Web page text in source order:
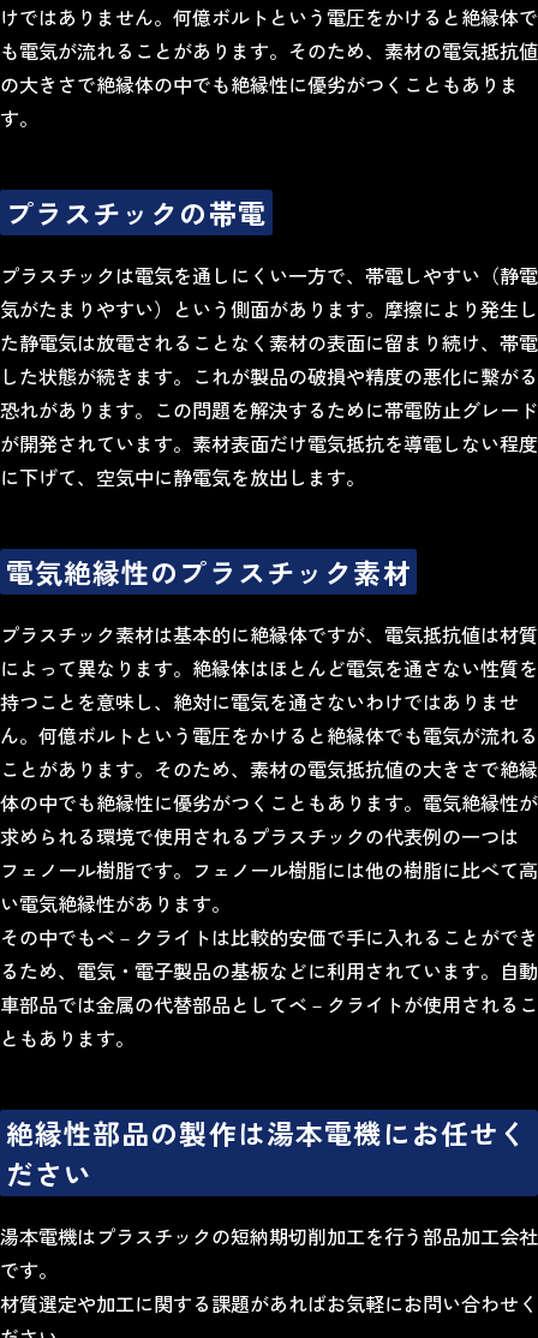
けではありません。何億ボルトという電圧をかけると絶縁体で
も電気が流れることがあります。そのため、素材の電気抵抗値
の大きさで絶縁体の中でも絶縁性に優劣がつくこともありま
す。
プラスチックの帯電
プラスチックは電気を通しにくい一方で、帯電しやすい（静電
気がたまりやすい）という側面があります。摩擦により発生し
た静電気は放電されることなく素材の表面に留まり続け、帯電
した状態が続きます。これが製品の破損や精度の悪化に繋がる
恐れがあります。この問題を解決するために帯電防止グレード
が開発されています。素材表面だけ電気抵抗を導電しない程度
に下げて、空気中に静電気を放出します。
電気絶縁性のプラスチック素材
プラスチック素材は基本的に絶縁体ですが、電気抵抗値は材質
によって異なります。絶縁体はほとんど電気を通さない性質を
持つことを意味し、絶対に電気を通さないわけではありませ
ん。何億ボルトという電圧をかけると絶縁体でも電気が流れる
ことがあります。そのため、素材の電気抵抗値の大きさで絶縁
体の中でも絶縁性に優劣がつくこともあります。電気絶縁性が
求められる環境で使用されるプラスチックの代表例の一つは
フェノール樹脂です。フェノール樹脂には他の樹脂に比べて高
い電気絶縁性があります。
その中でもベ－クライトは比較的安価で手に入れることができ
るため、電気・電子製品の基板などに利用されています。自動
車部品では金属の代替部品としてベ－クライトが使用されるこ
ともあります。
絶縁性部品の製作は湯本電機にお任せく
ださい
湯本電機はプラスチックの短納期切削加工を行う部品加工会社
です。
材質選定や加工に関する課題があればお気軽にお問い合わせく